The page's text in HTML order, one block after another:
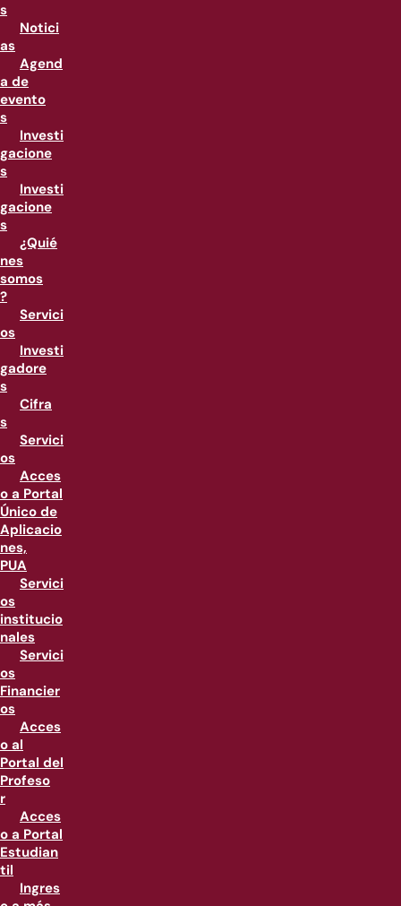
s
Notici
as
Agend
a de
evento
s
Investi
gacione
s
Investi
gacione
s
¿Quié
nes
somos
?
Servici
os
Investi
gadore
s
Cifra
s
Servici
os
Acces
o a Portal
Único de
Aplicacio
nes,
PUA
Servici
os
institucio
nales
Servici
os
Financier
os
Acces
o al
Portal del
Profeso
r
Acces
o a Portal
Estudian
til
Ingres